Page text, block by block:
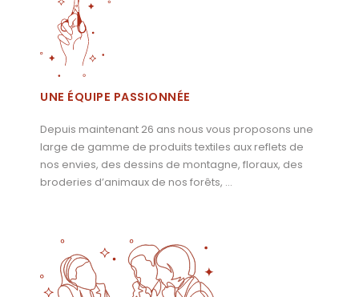
UNE ÉQUIPE PASSIONNÉE
Depuis maintenant 26 ans nous vous proposons une
large de gamme de produits textiles aux reflets de
nos envies, des dessins de montagne, floraux, des
broderies d’animaux de nos forêts, …